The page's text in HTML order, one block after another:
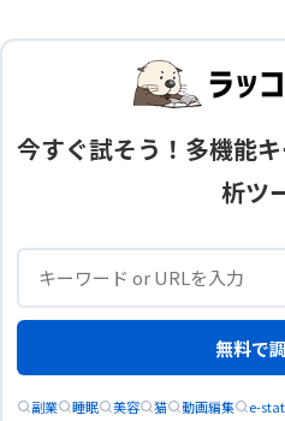
今すぐ試そう！多機能
析ツ
無料で
副業 睡眠 美容 猫 動画編集 e-